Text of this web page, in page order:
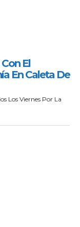
El
En Caleta De
Los Viernes Por La